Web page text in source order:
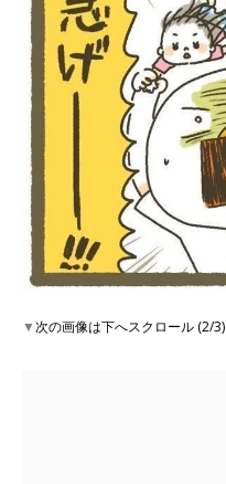
▼次の画像は下へスクロール (2/3)